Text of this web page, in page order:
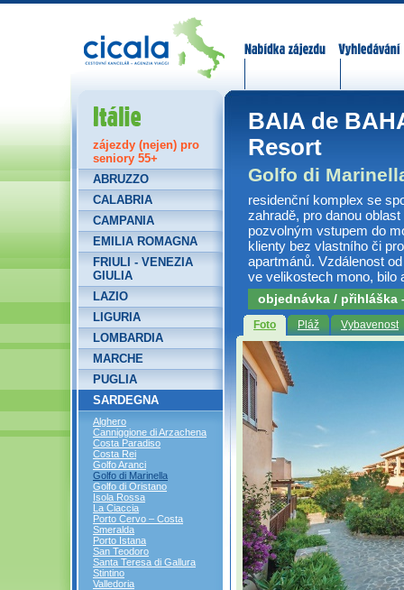
BAIA de
Resort
Golfo di
residenční komplex se
zahradě, pro danou
pozvolným vstupem do
klienty bez vlastního či
apartmánů. Vzdálenost
ve velikostech mono, bilo
objednávka / přihláška
Foto Pláž Vybavenost
Itálie
zájezdy (nejen) pro
seniory 55+
ABRUZZO
CALABRIA
CAMPANIA
EMILIA ROMAGNA
FRIULI - VENEZIA
GIULIA
LAZIO
LIGURIA
LOMBARDIA
MARCHE
PUGLIA
SARDEGNA
Alghero
Canniggione di Arzachena
Costa Paradiso
Costa Rei
Golfo Aranci
Golfo di Marinella
Golfo di Oristano
Isola Rossa
La Ciaccia
Porto Cervo – Costa
Smeralda
Porto Istana
San Teodoro
Santa Teresa di Gallura
Stintino
Valledoria